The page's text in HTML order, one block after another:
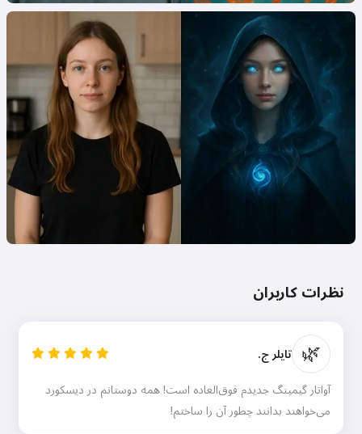
نظرات کاربران
🌿 تایلر ج.
آواتار گیمینگ جدیدم فوق‌العاده است! همه دوستانم در دیسکورد
می‌خواهند بدانند چطور آن را ساختم!